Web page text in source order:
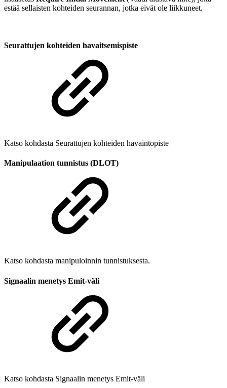
estää sellaisten kohteiden seurannan, jotka eivät ole liikkuneet.
Seurattujen kohteiden havaitsemispiste
Katso kohdasta Seurattujen kohteiden havaintopiste
Manipulaation tunnistus (DLOT)
Katso kohdasta manipuloinnin tunnistuksesta.
Signaalin menetys Emit-väli
Katso kohdasta Signaalin menetys Emit-väli